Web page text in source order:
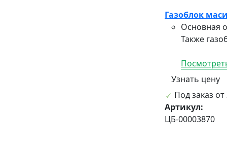
Газоблок
Основная
Также
Узнать цену
Под заказ от
Артикул:
ЦБ-00003870